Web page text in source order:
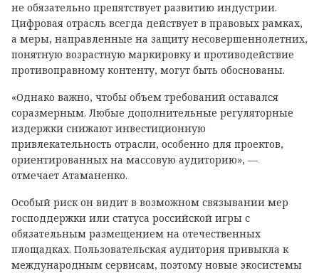
не обязательно препятствует развитию индустрии.
Цифровая отрасль всегда действует в правовых рамках,
а меры, направленные на защиту несовершеннолетних,
понятную возрастную маркировку и противодействие
противоправному контенту, могут быть обоснованы.
«Однако важно, чтобы объем требований оставался
соразмерным. Любые дополнительные регуляторные
издержки снижают инвестиционную
привлекательность отрасли, особенно для проектов,
ориентированных на массовую аудиторию», —
отмечает Атаманенко.
Особый риск он видит в возможном связывании мер
господдержки или статуса российской игры с
обязательным размещением на отечественных
площадках. Пользовательская аудитория привыкла к
международным сервисам, поэтому новые экосистемы